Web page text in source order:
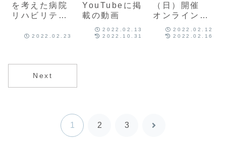
を考えた病院
リハビリテー
方の提案！
2022.02.23
YouTubeに掲
載の動画
2022.02.13
2022.10.31
（日）開催
オンライン講
義「活動と参
加へのアプロ
2022.02.12
2022.02.16
Next
1 2 3
次